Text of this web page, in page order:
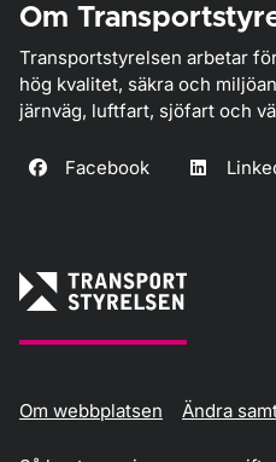
Om
Transportstyrelsen arbetar
hög kvalitet, säkra och
järnväg, luftfart, sjöfart och
Facebook
Om webbplatsen Ändra